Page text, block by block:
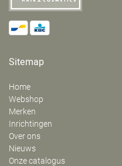
Sitemap
Home
Webshop
Merken
Inrichtingen
Over ons
Nieuws
Onze catalogus